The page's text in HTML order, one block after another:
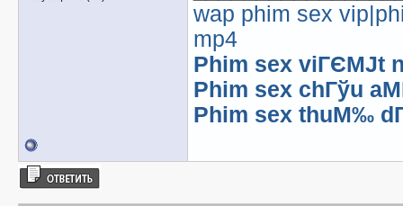
wap phim sex
mp4
Phim sex viГЄМЈt
Phim sex chГўu
Phim sex thuМ‰